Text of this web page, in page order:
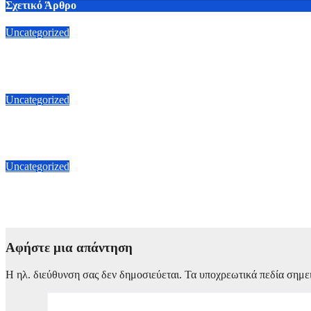
Σχετικό Άρθρο
Uncategorized
Uncategorized
Uncategorized
Αφήστε μια απάντηση
Η ηλ. διεύθυνση σας δεν δημοσιεύεται. Τα υποχρεωτικά πεδία